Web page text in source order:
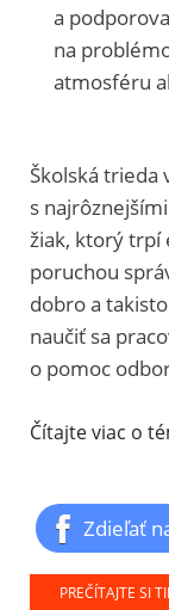
a
na
atmosféru
Školská
s
žiak, ktorý trpí
poruchou
dobro a
naučiť sa
o pomoc
Čítajte viac o
Zdieľať
PREČÍTAJTE SI